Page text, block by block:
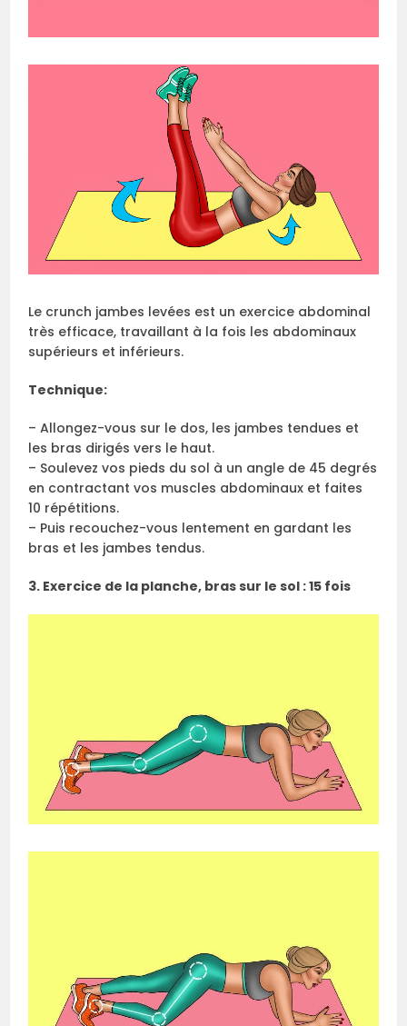
Le crunch jambes levées est un exercice abdominal
très efficace, travaillant à la fois les abdominaux
supérieurs et inférieurs.
Technique:
– Allongez-vous sur le dos, les jambes tendues et
les bras dirigés vers le haut.
– Soulevez vos pieds du sol à un angle de 45 degrés
en contractant vos muscles abdominaux et faites
10 répétitions.
– Puis recouchez-vous lentement en gardant les
bras et les jambes tendus.
3. Exercice de la planche, bras sur le sol : 15 fois